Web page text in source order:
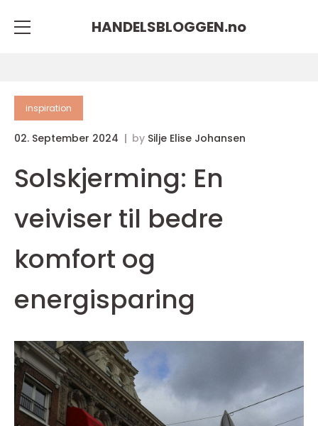
HANDELSBLOGGEN.no
inspiration
02. September 2024 by Silje Elise Johansen
Solskjerming: En
veiviser til bedre
komfort og
energisparing